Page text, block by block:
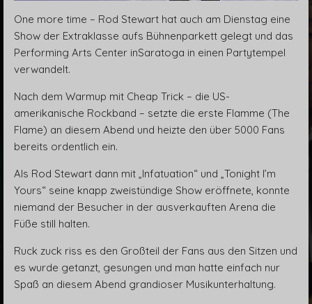
One more time – Rod Stewart hat auch am Dienstag eine
Show der Extraklasse aufs Bühnenparkett gelegt und das
Performing Arts Center inSaratoga in einen Partytempel
verwandelt.
Nach dem Warmup mit Cheap Trick – die US-
amerikanische Rockband – setzte die erste Flamme (The
Flame) an diesem Abend und heizte den über 5000 Fans
bereits ordentlich ein.
Als Rod Stewart dann mit „Infatuation“ und „Tonight I’m
Yours“ seine knapp zweistündige Show eröffnete, konnte
niemand der Besucher in der ausverkauften Arena die
Füße still halten.
Ruck zuck riss es den Großteil der Fans aus den Sitzen und
es wurde getanzt, gesungen und man hatte einfach nur
Spaß an diesem Abend grandioser Musikunterhaltung.